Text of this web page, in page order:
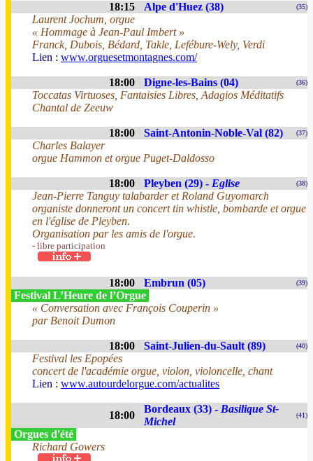
18:15 Alpe d'Huez (38) (35)
Laurent Jochum, orgue
« Hommage à Jean-Paul Imbert »
Franck, Dubois, Bédard, Takle, Lefébure-Wely, Verdi
Lien : www.orguesetmontagnes.com/
18:00 Digne-les-Bains (04) (36)
Toccatas Virtuoses, Fantaisies Libres, Adagios Méditatifs
Chantal de Zeeuw
18:00 Saint-Antonin-Noble-Val (82) (37)
Charles Balayer
orgue Hammon et orgue Puget-Daldosso
18:00 Pleyben (29) - Eglise (38)
Jean-Pierre Tanguy talabarder et Roland Guyomarch
organiste donneront un concert tin whistle, bombarde et orgue
en l'église de Pleyben.
Organisation par les amis de l'orgue.
- libre participation
18:00 Embrun (05) (39)
Festival L’Heure de l’Orgue
« Conversation avec François Couperin »
par Benoit Dumon
18:00 Saint-Julien-du-Sault (89) (40)
Festival les Epopées
concert de l'académie orgue, violon, violoncelle, chant
Lien : www.autourdelorgue.com/actualites
18:00
Bordeaux (33) - Basilique St-
Michel
(41)
Orgues d'été
Richard Gowers